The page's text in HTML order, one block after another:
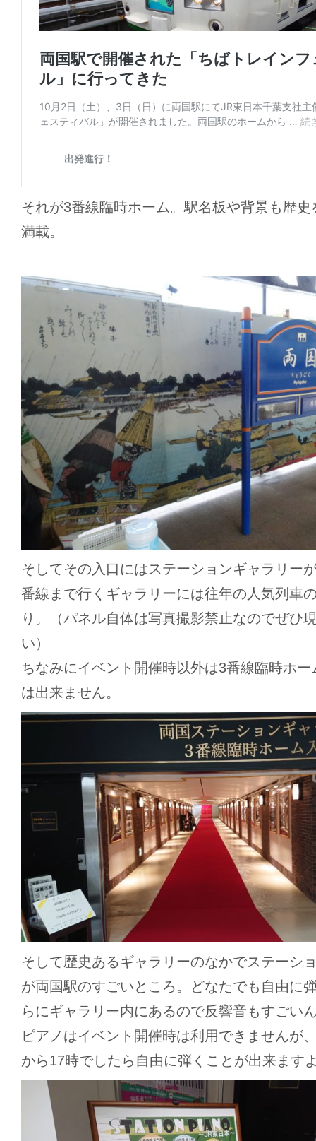
それが3番線臨時ホーム。駅名板や背景も歴
満載。
そしてその入口にはステーションギャラリー
番線まで行くギャラリーには往年の人気列車
り。（パネル自体は写真撮影禁止なのでぜひ
い）
ちなみにイベント開催時以外は3番線臨時ホ
は出来ません。
そして歴史あるギャラリーのなかでステーシ
が両国駅のすごいところ。どなたでも自由に
らにギャラリー内にあるので反響音もすごい
ピアノはイベント開催時は利用できませんが
から17時でしたら自由に弾くことが出来ます